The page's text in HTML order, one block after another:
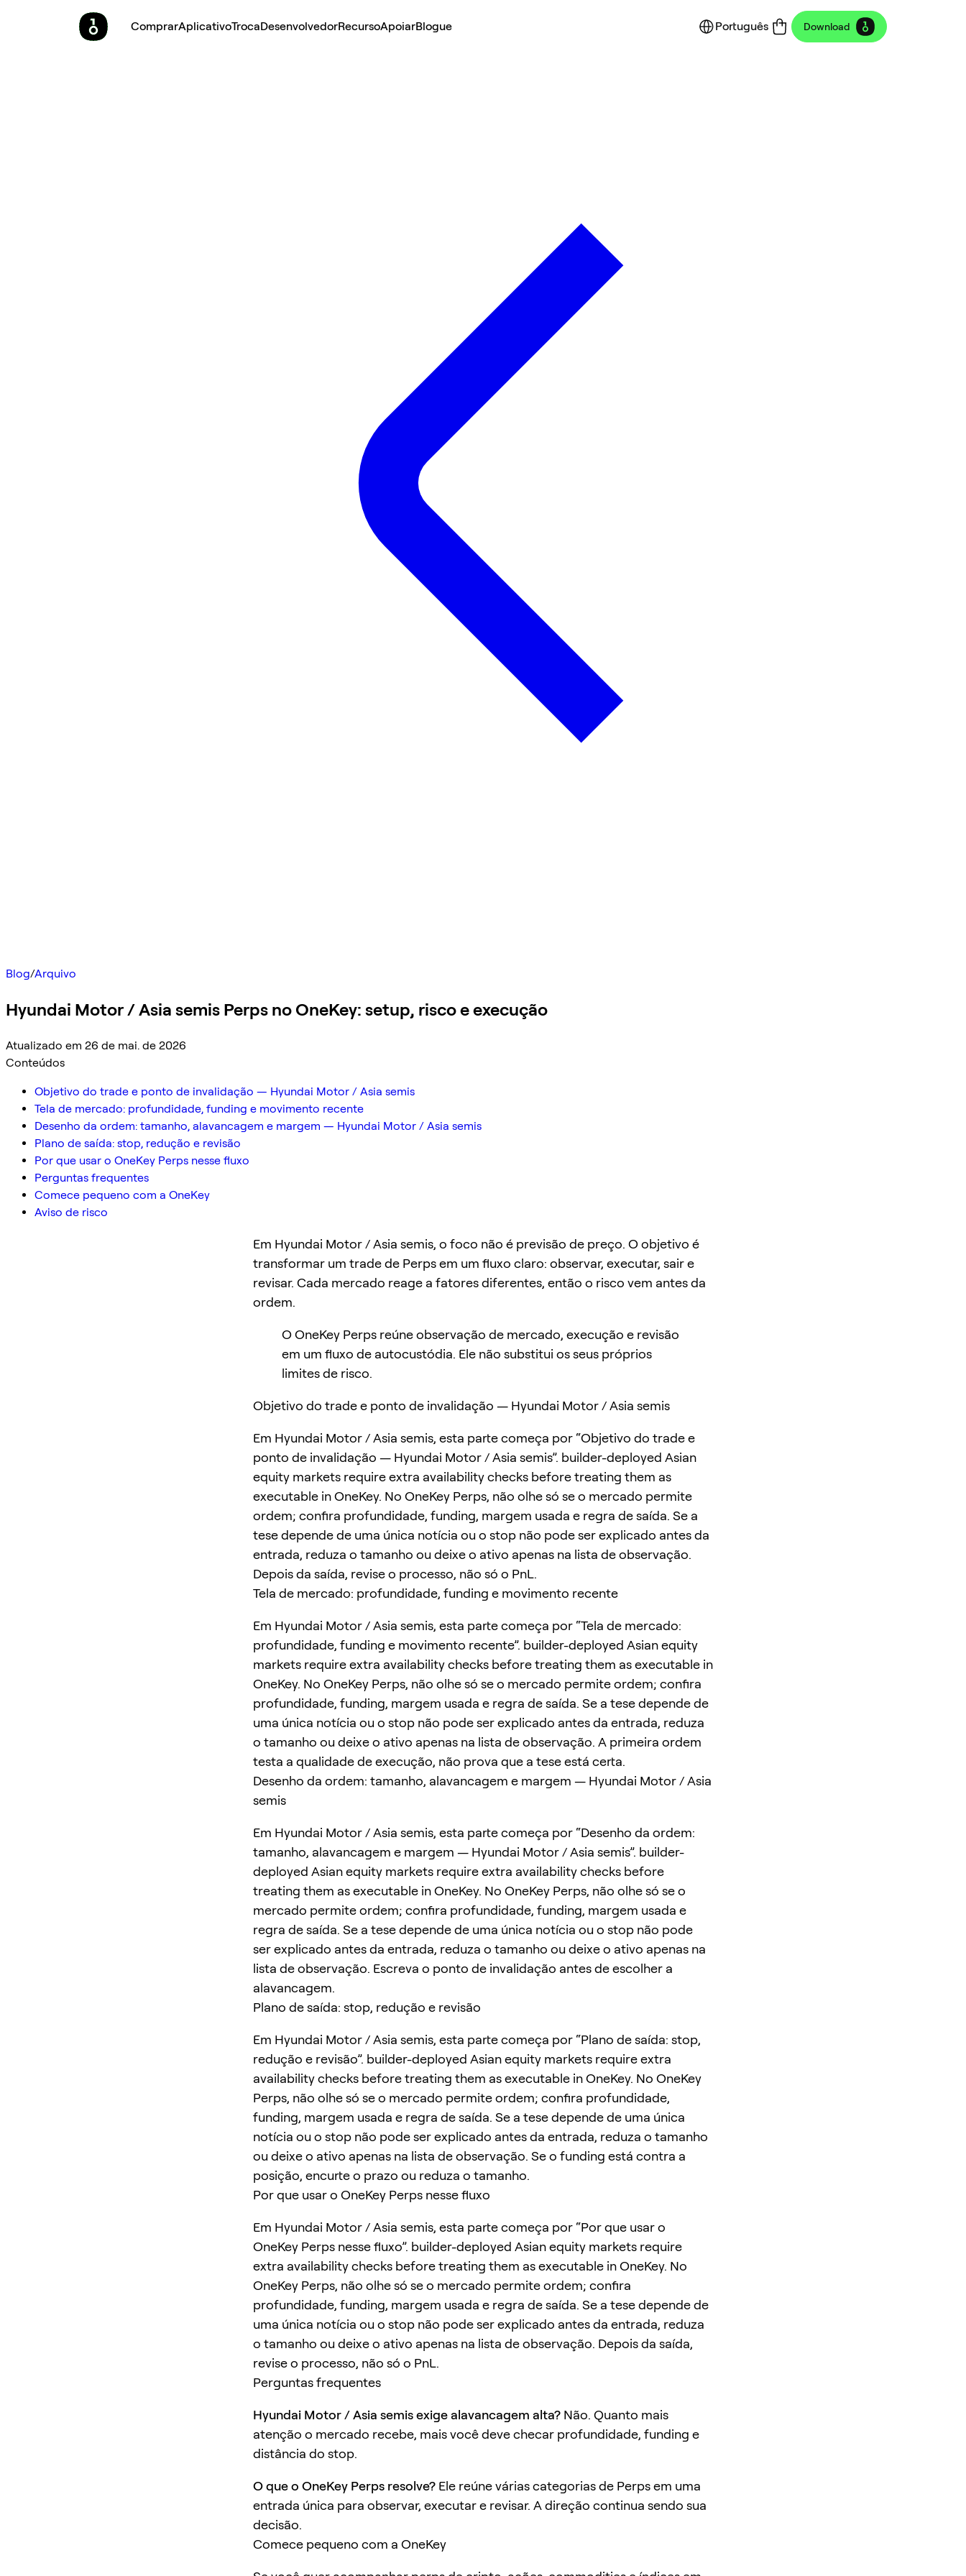
ComprarAplicativoTrocaDesenvolvedorRecursoApoiarBlogue Português Download
Blog/Arquivo
Hyundai Motor / Asia semis Perps no OneKey: setup, risco e execução
Atualizado em 26 de mai. de 2026
Conteúdos
Objetivo do trade e ponto de invalidação — Hyundai Motor / Asia semis
Tela de mercado: profundidade, funding e movimento recente
Desenho da ordem: tamanho, alavancagem e margem — Hyundai Motor / Asia semis
Plano de saída: stop, redução e revisão
Por que usar o OneKey Perps nesse fluxo
Perguntas frequentes
Comece pequeno com a OneKey
Aviso de risco
Em Hyundai Motor / Asia semis, o foco não é previsão de preço. O objetivo é
transformar um trade de Perps em um fluxo claro: observar, executar, sair e
revisar. Cada mercado reage a fatores diferentes, então o risco vem antes da
ordem.
O OneKey Perps reúne observação de mercado, execução e revisão
em um fluxo de autocustódia. Ele não substitui os seus próprios
limites de risco.
Objetivo do trade e ponto de invalidação — Hyundai Motor / Asia semis
Em Hyundai Motor / Asia semis, esta parte começa por “Objetivo do trade e
ponto de invalidação — Hyundai Motor / Asia semis”. builder-deployed Asian
equity markets require extra availability checks before treating them as
executable in OneKey. No OneKey Perps, não olhe só se o mercado permite
ordem; confira profundidade, funding, margem usada e regra de saída. Se a
tese depende de uma única notícia ou o stop não pode ser explicado antes da
entrada, reduza o tamanho ou deixe o ativo apenas na lista de observação.
Depois da saída, revise o processo, não só o PnL.
Tela de mercado: profundidade, funding e movimento recente
Em Hyundai Motor / Asia semis, esta parte começa por “Tela de mercado:
profundidade, funding e movimento recente”. builder-deployed Asian equity
markets require extra availability checks before treating them as executable in
OneKey. No OneKey Perps, não olhe só se o mercado permite ordem; confira
profundidade, funding, margem usada e regra de saída. Se a tese depende de
uma única notícia ou o stop não pode ser explicado antes da entrada, reduza
o tamanho ou deixe o ativo apenas na lista de observação. A primeira ordem
testa a qualidade de execução, não prova que a tese está certa.
Desenho da ordem: tamanho, alavancagem e margem — Hyundai Motor / Asia
semis
Em Hyundai Motor / Asia semis, esta parte começa por “Desenho da ordem:
tamanho, alavancagem e margem — Hyundai Motor / Asia semis”. builder-
deployed Asian equity markets require extra availability checks before
treating them as executable in OneKey. No OneKey Perps, não olhe só se o
mercado permite ordem; confira profundidade, funding, margem usada e
regra de saída. Se a tese depende de uma única notícia ou o stop não pode
ser explicado antes da entrada, reduza o tamanho ou deixe o ativo apenas na
lista de observação. Escreva o ponto de invalidação antes de escolher a
alavancagem.
Plano de saída: stop, redução e revisão
Em Hyundai Motor / Asia semis, esta parte começa por “Plano de saída: stop,
redução e revisão”. builder-deployed Asian equity markets require extra
availability checks before treating them as executable in OneKey. No OneKey
Perps, não olhe só se o mercado permite ordem; confira profundidade,
funding, margem usada e regra de saída. Se a tese depende de uma única
notícia ou o stop não pode ser explicado antes da entrada, reduza o tamanho
ou deixe o ativo apenas na lista de observação. Se o funding está contra a
posição, encurte o prazo ou reduza o tamanho.
Por que usar o OneKey Perps nesse fluxo
Em Hyundai Motor / Asia semis, esta parte começa por “Por que usar o
OneKey Perps nesse fluxo”. builder-deployed Asian equity markets require
extra availability checks before treating them as executable in OneKey. No
OneKey Perps, não olhe só se o mercado permite ordem; confira
profundidade, funding, margem usada e regra de saída. Se a tese depende de
uma única notícia ou o stop não pode ser explicado antes da entrada, reduza
o tamanho ou deixe o ativo apenas na lista de observação. Depois da saída,
revise o processo, não só o PnL.
Perguntas frequentes
Hyundai Motor / Asia semis exige alavancagem alta? Não. Quanto mais
atenção o mercado recebe, mais você deve checar profundidade, funding e
distância do stop.
O que o OneKey Perps resolve? Ele reúne várias categorias de Perps em uma
entrada única para observar, executar e revisar. A direção continua sendo sua
decisão.
Comece pequeno com a OneKey